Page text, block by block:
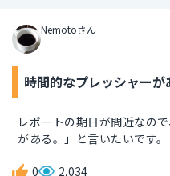
Nemotoさん
時間的なプレッシャーが
レポートの期日が間近なの
がある。」と言いたいです。
0 2,034